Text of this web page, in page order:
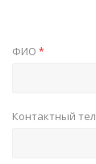
ФИО *
Контактный